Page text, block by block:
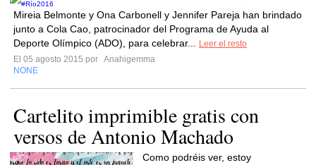
Mireia Belmonte y Ona Carbonell y Jennifer Pareja han brindado
junto a Cola Cao, patrocinador del Programa de Ayuda al
Deporte Olímpico (ADO), para celebrar...
Leer el resto
El 05 agosto 2015 por Anahigemma
NONE
Cartelito imprimible gratis con
versos de Antonio Machado
Como podréis ver, estoy